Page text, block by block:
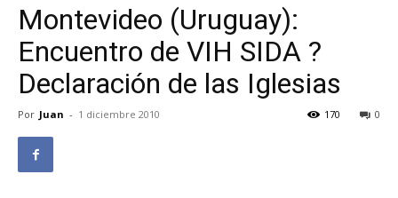
Montevideo (Uruguay):
Encuentro de VIH SIDA ?
Declaración de las Iglesias
Por Juan - 1 diciembre 2010 0
170